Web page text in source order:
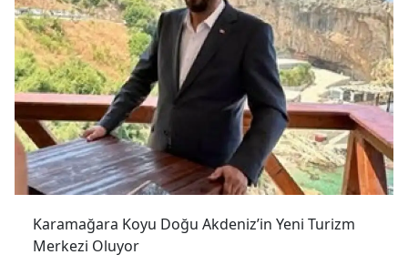
Karamağara Koyu Doğu Akdeniz’in Yeni Turizm
Merkezi Oluyor